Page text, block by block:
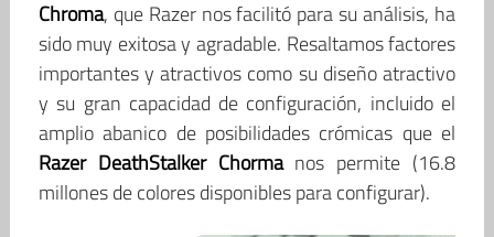
Chroma, que Razer nos facilitó para su análisis, ha
sido muy exitosa y agradable. Resaltamos factores
importantes y atractivos como su diseño atractivo
y su gran capacidad de configuración, incluido el
amplio abanico de posibilidades crómicas que el
Razer DeathStalker Chormanos permite (16.8
millones de colores disponibles para configurar).